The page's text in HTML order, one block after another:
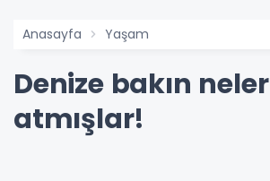
Anasayfa Yaşam
Denize bakın neler
atmışlar!